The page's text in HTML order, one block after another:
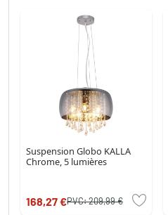
Suspension Globo KALLA
Chrome, 5 lumières
168,27 €PVC:209,99 €